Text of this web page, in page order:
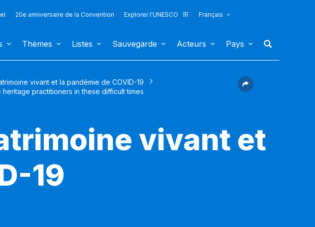
20e anniversaire de la Convention Explorer l'UNESCO
Français
Thèmes Listes Sauvegarde Acteurs Pays
vivant et la pandémie de COVID-19
practitioners in these difficult times
vivant et
19